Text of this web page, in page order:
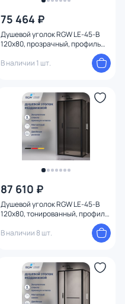
75 464 ₽
Душевой уголок RGW LE-45-B
120x80, прозрачный, профиль
В наличии 1 шт.
87 610 ₽
Душевой уголок RGW LE-45-B
120х80, тонированный, профиль
В наличии 8 шт.